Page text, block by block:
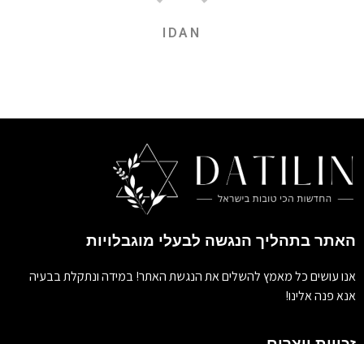
IDAN
האתר בתהליך הנגשה לבעלי מוגבלויות
אנו עושים כל מאמץ להשלים את הנגשת האתר! במידה ונתקלת בבעיה
אנא פנה אלינו!